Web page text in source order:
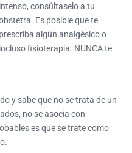
intenso, consúltaselo a tu
Es posible que te
prescriba algún analgésico o
incluso fisioterapia. NUNCA te
y sabe que no se trata de un
no se asocia con
es que se trate como